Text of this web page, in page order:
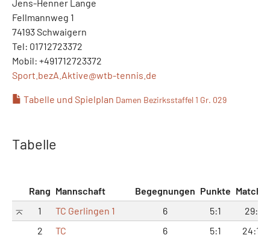
Jens-Henner Lange
Fellmannweg 1
74193 Schwaigern
Tel: 01712723372
Mobil: +491712723372
Sport.bezA.Aktive@wtb-tennis.de
Tabelle und Spielplan Damen Bezirksstaffel 1 Gr. 029
Tabelle
Rang Mannschaft Begegnungen Punkte
1
TC Gerlingen 1 6 5:1
29:7
2
TC
6 5:1 24:12